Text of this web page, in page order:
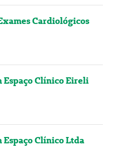
Cardiológicos
Espaço Clínico Eireli
Clínico Ltda